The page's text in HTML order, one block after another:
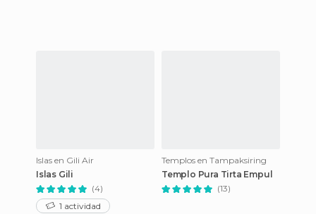
Islas en Gili Air
Islas Gili
(4)
1 actividad
Templos en Tampaksiring
Templo Pura Tirta Empul
(13)